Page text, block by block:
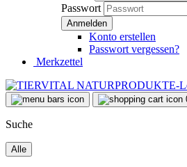
Passwort
Konto erstellen
Passwort vergessen?
Merkzettel
Suche
Alle